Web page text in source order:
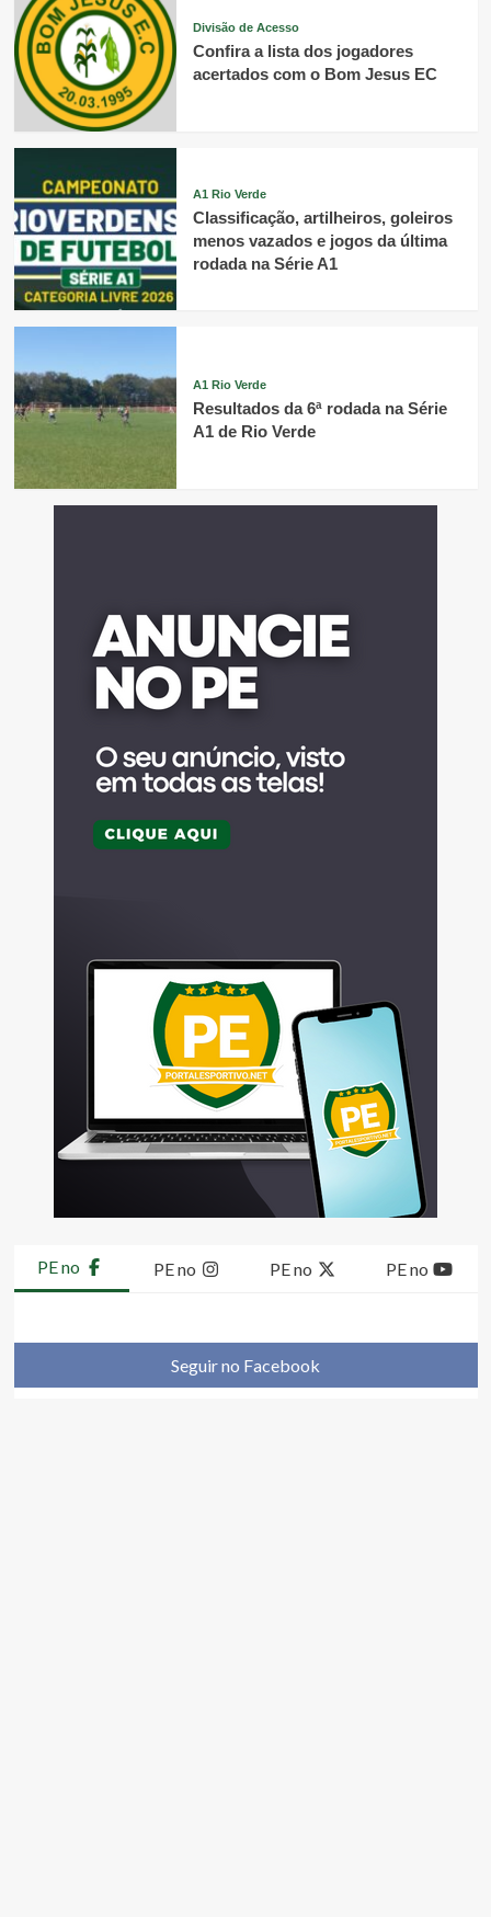
Divisão de Acesso
Confira a lista dos jogadores
acertados com o Bom Jesus EC
A1 Rio Verde
Classificação, artilheiros, goleiros
menos vazados e jogos da última
rodada na Série A1
A1 Rio Verde
Resultados da 6ª rodada na Série
A1 de Rio Verde
PE no PE no PE no PE no
Seguir no Facebook